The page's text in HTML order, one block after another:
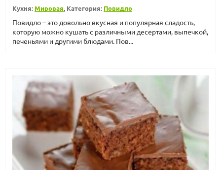
Кухня:Мировая, Категория: Повидло
Повидло – это довольно вкусная и популярная сладость,
которую можно кушать с различными десертами, выпечкой,
печеньями и другими блюдами. Пов...